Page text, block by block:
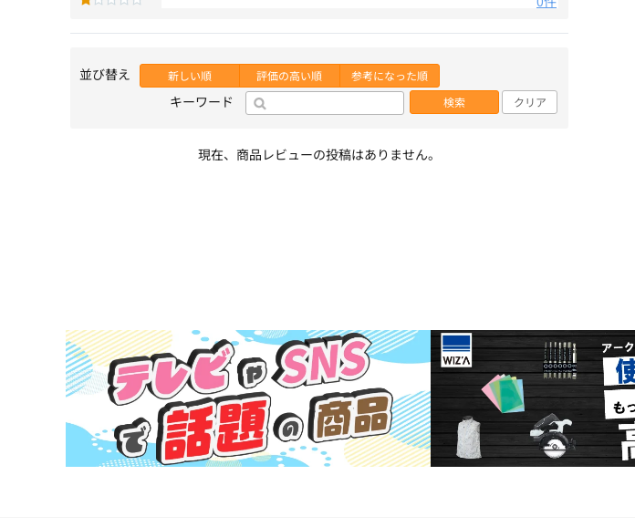
並び替え 新しい順 評価の高い順 参考になった順
キーワード 検索 クリア
現在、商品レビューの投稿はありません。